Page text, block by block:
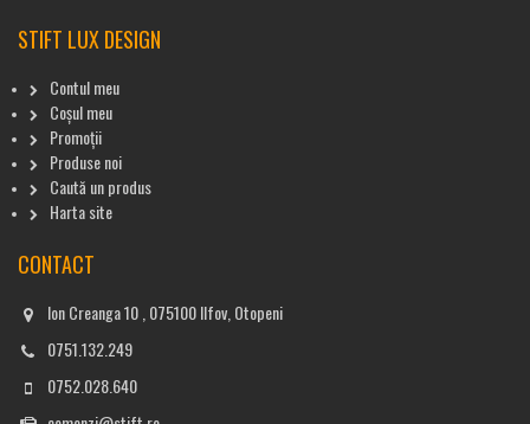
STIFT LUX DESIGN
Contul meu
Coșul meu
Promoții
Produse noi
Caută un produs
Harta site
CONTACT
Ion Creanga 10 , 075100 Ilfov, Otopeni
0751.132.249
0752.028.640